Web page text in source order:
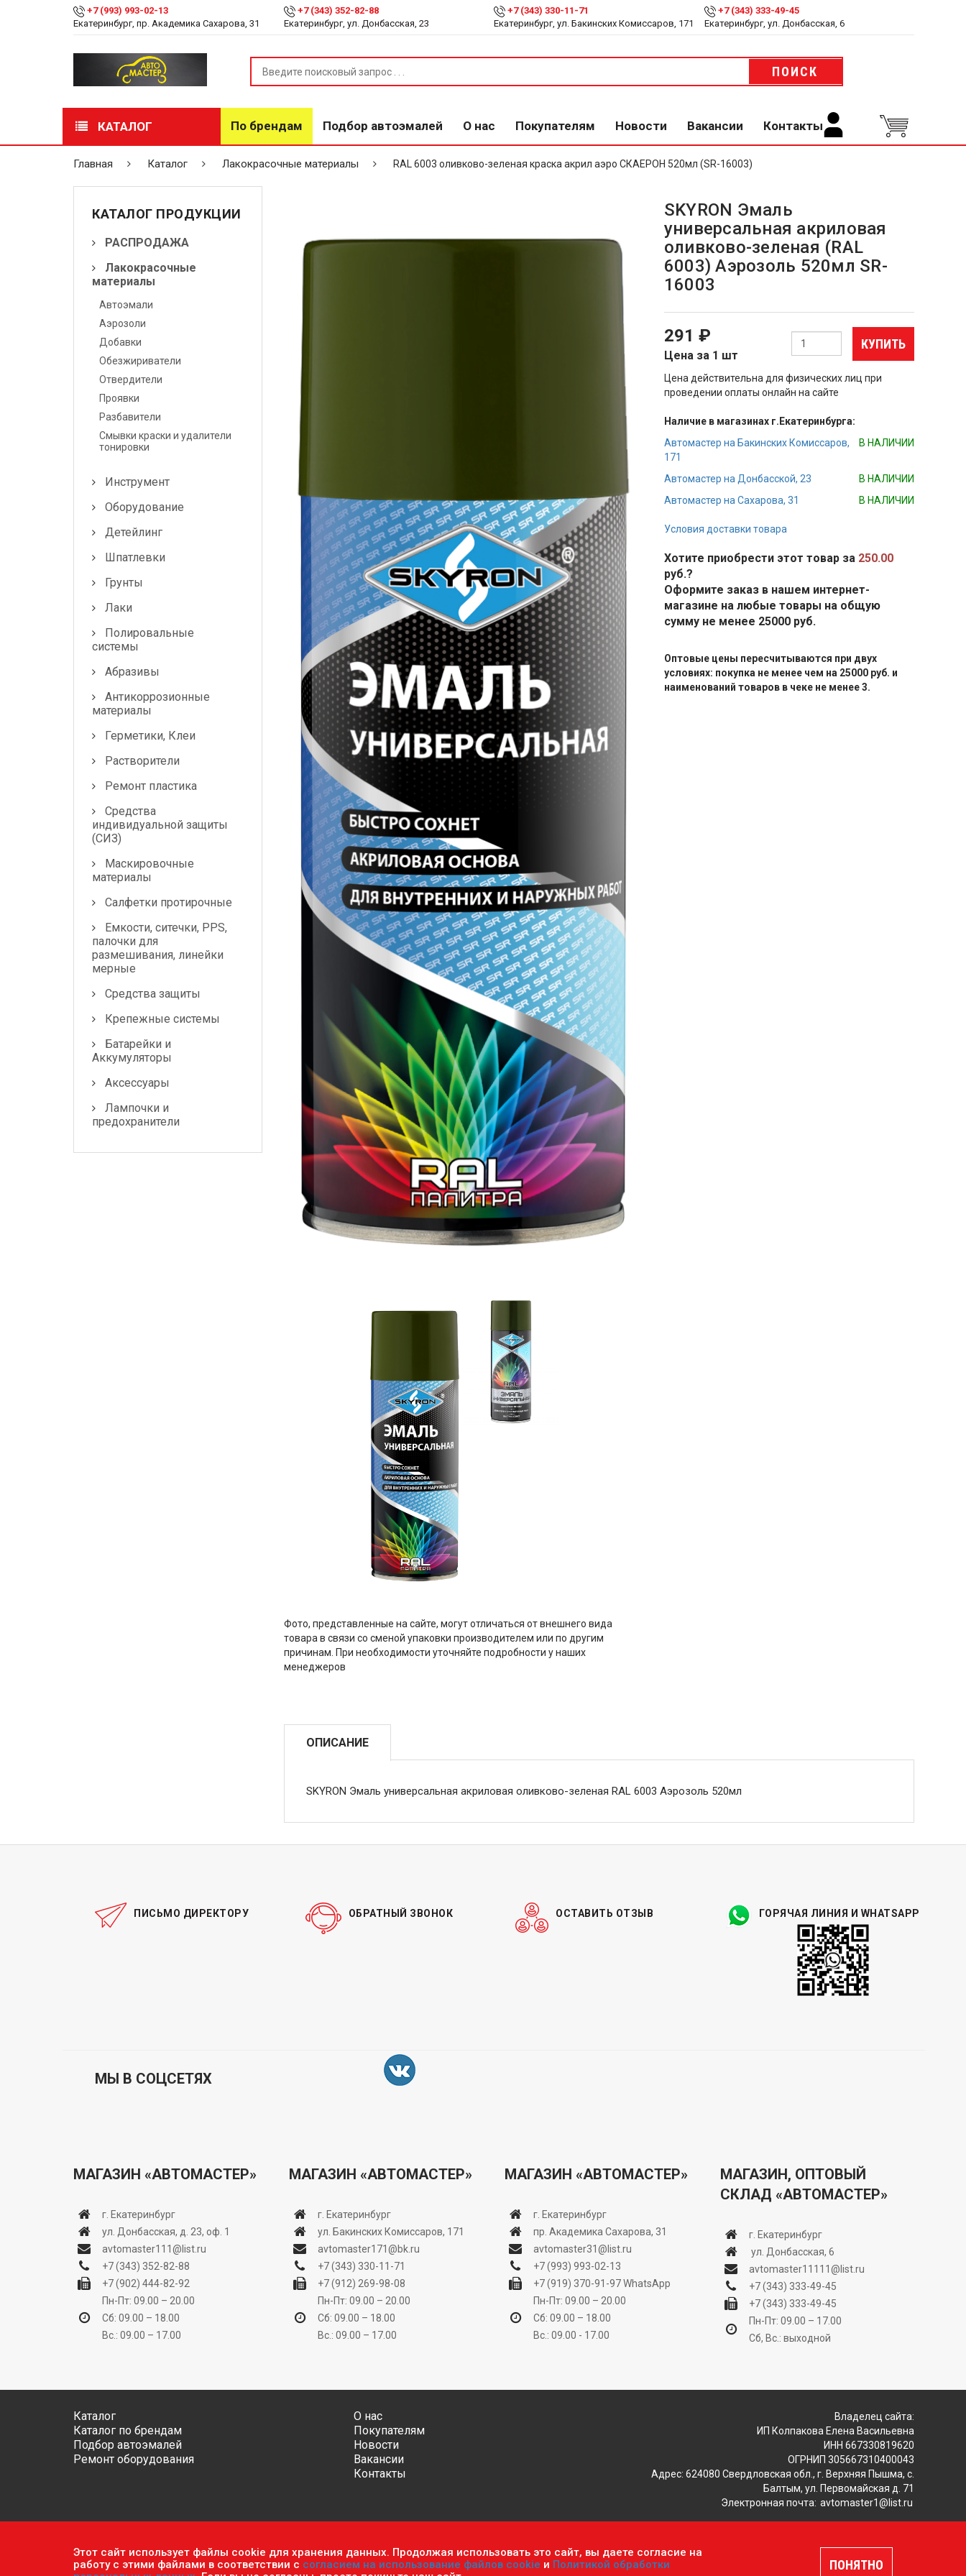
+7 (993) 993-02-13
Екатеринбург, пр. Академика Сахарова, 31
+7 (343) 352-82-88
Екатеринбург, ул. Донбасская, 23
+7 (343) 330-11-71
Екатеринбург, ул. Бакинских Комиссаров, 171
+7 (343) 333-49-45
Екатеринбург, ул. Донбасская, 6
ПОИСК
КАТАЛОГ По брендам Подбор автоэмалей О нас Покупателям Новости Вакансии Контакты
РАСПРОДАЖА
Лакокрасочные
материалы
Инструмент
Оборудование
Шпатлевки
Полировальные системы
Антикоррозионные
материалы
Герметики, Клеи
Растворители
Средства индивидуальной
защиты (СИЗ)
Маскировочные
Салфетки протирочные
палочки для
размешивания, линейки
Средства защиты
Крепежные системы
Аккумуляторы
Аксессуары
Лампочки и
Главная Каталог Лакокрасочные материалы RAL 6003 оливково-зеленая краска акрил аэро СКАЕРОН 520мл (SR-16003)
КАТАЛОГ ПРОДУКЦИИ
РАСПРОДАЖА
Лакокрасочные
материалы
Автоэмали
Аэрозоли
Добавки
Обезжириватели
Отвердители
Проявки
Разбавители
Смывки краски и удалители
тонировки
Инструмент
Оборудование
Детейлинг
Шпатлевки
Грунты
Лаки
Полировальные
системы
Абразивы
Антикоррозионные
материалы
Герметики, Клеи
Растворители
Ремонт пластика
Средства
индивидуальной защиты
(СИЗ)
Маскировочные
материалы
Салфетки протирочные
Емкости, ситечки, PPS,
палочки для
размешивания, линейки
мерные
Средства защиты
Крепежные системы
Батарейки и
Аккумуляторы
Аксессуары
Лампочки и
предохранители
Фото, представленные на сайте, могут отличаться от внешнего вида
товара в связи со сменой упаковки производителем или по другим
причинам. При необходимости уточняйте подробности у наших
менеджеров
SKYRON Эмаль
универсальная акриловая
оливково-зеленая (RAL
6003) Аэрозоль 520мл SR-
16003
291 ₽
Цена за 1 шт
КУПИТЬ
Цена действительна для физических лиц при
проведении оплаты онлайн на сайте
Наличие в магазинах г.Екатеринбурга:
Автомастер на Бакинских Комиссаров,
171
В НАЛИЧИИ
Автомастер на Донбасской, 23
В НАЛИЧИИ
Автомастер на Сахарова, 31
В НАЛИЧИИ
Условия доставки товара
Хотите приобрести этот товар за 250.00
руб.?
Оформите заказ в нашем интернет-
магазине на любые товары на общую
сумму не менее 25000 руб.
Оптовые цены пересчитываются при двух
условиях: покупка не менее чем на 25000 руб. и
наименований товаров в чеке не менее 3.
ОПИСАНИЕ
SKYRON Эмаль универсальная акриловая оливково-зеленая RAL 6003 Аэрозоль 520мл
ПИСЬМО ДИРЕКТОРУ ОБРАТНЫЙ ЗВОНОК ОСТАВИТЬ ОТЗЫВ ГОРЯЧАЯ ЛИНИЯ И WHATSAPP
МЫ В СОЦСЕТЯХ
МАГАЗИН «АВТОМАСТЕР»
г. Екатеринбург
ул. Донбасская, д. 23, оф. 1
avtomaster111@list.ru
+7 (343) 352-82-88
+7 (902) 444-82-92
Пн-Пт: 09.00 – 20.00
Сб: 09.00 – 18.00
Вс.: 09.00 – 17.00
МАГАЗИН «АВТОМАСТЕР»
г. Екатеринбург
ул. Бакинских Комиссаров, 171
avtomaster171@bk.ru
+7 (343) 330-11-71
+7 (912) 269-98-08
Пн-Пт: 09.00 – 20.00
Сб: 09.00 – 18.00
Вс.: 09.00 – 17.00
МАГАЗИН «АВТОМАСТЕР»
г. Екатеринбург
пр. Академика Сахарова, 31
avtomaster31@list.ru
+7 (993) 993-02-13
+7 (919) 370-91-97WhatsApp
Пн-Пт: 09.00 – 20.00
Сб: 09.00 – 18.00
Вс.: 09.00 - 17.00
МАГАЗИН, ОПТОВЫЙ
СКЛАД «АВТОМАСТЕР»
г. Екатеринбург
ул. Донбасская, 6
avtomaster11111@list.ru
+7 (343) 333-49-45
+7 (343) 333-49-45
Пн-Пт: 09.00 – 17.00
Сб, Вс.: выходной
Каталог
Каталог по брендам
Подбор автоэмалей
Ремонт оборудования
О нас
Покупателям
Новости
Вакансии
Контакты
Владелец сайта:
ИП Колпакова Елена Васильевна
ИНН 667330819620
ОГРНИП 305667310400043
Адрес: 624080 Свердловская обл., г. Верхняя Пышма, с.
Балтым, ул. Первомайская д. 71
Электронная почта: avtomaster1@list.ru
Обратите внимание, что данный сайт носит исключительно информационный характер и ни при каких условиях не является публичной офертой, определяемой положениями
ч.2 ст. 437 Гражданского кодекса РФ.Политика конфиденциальности персональных данных . Пользовательское соглашение.
Этот сайт использует файлы cookie для хранения данных. Продолжая использовать это сайт, вы даете согласие на
работу с этими файлами в соответствии с согласием на использование файлов cookie и Политикой обработки
ПОНЯТНО